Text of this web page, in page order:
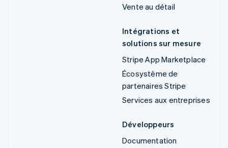
Vente au détail
Intégrations et
solutions sur mesure
Stripe App Marketplace
Écosystème de
partenaires Stripe
Services aux entreprises
Développeurs
Documentation